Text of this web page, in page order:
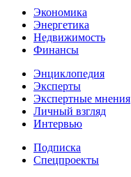
Экономика
Энергетика
Недвижимость
Финансы
Энциклопедия
Эксперты
Экспертные мнения
Личный взгляд
Интервью
Подписка
Спецпроекты